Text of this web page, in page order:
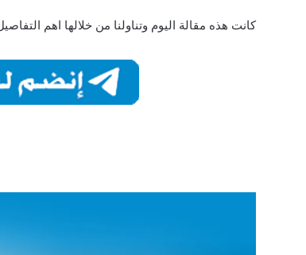
كانت هذه مقالة اليوم وتناولنا من خلالها اهم